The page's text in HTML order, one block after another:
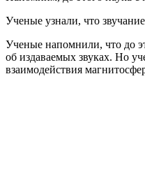
Ученые узнали, что
Ученые напомнили, что до
об издаваемых звуках. Но
взаимодействия